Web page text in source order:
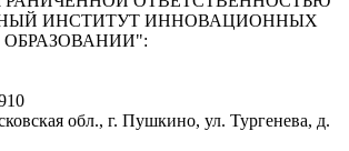
ИНСТИТУТ ИННОВАЦИОННЫХ
:
обл., г. Пушкино, ул. Тургенева, д.